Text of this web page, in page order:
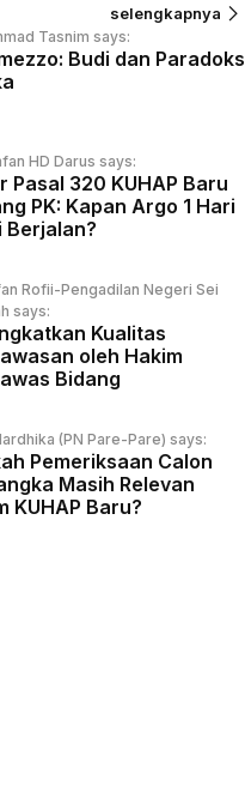
selengkapnya
Tasnim says:
Budi dan Paradoks
HD Darus says:
Pasal 320 KUHAP Baru
PK: Kapan Argo 1 Hari
Berjalan?
Rofii-Pengadilan Negeri Sei
says:
Kualitas
oleh Hakim
Bidang
(PN Pare-Pare) says:
Pemeriksaan Calon
Masih Relevan
KUHAP Baru?